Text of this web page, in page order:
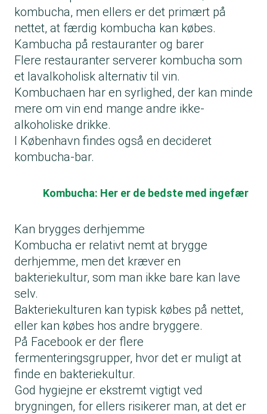
kombucha, men ellers er det primært på
nettet, at færdig kombucha kan købes.
Kambucha på restauranter og barer
Flere restauranter serverer kombucha som
et lavalkoholisk alternativ til vin.
Kombuchaen har en syrlighed, der kan minde
mere om vin end mange andre ikke-
alkoholiske drikke.
I København findes også en decideret
kombucha-bar.
Kombucha: Her er de bedste med ingefær
Kan brygges derhjemme
Kombucha er relativt nemt at brygge
derhjemme, men det kræver en
bakteriekultur, som man ikke bare kan lave
selv.
Bakteriekulturen kan typisk købes på nettet,
eller kan købes hos andre bryggere.
På Facebook er der flere
fermenteringsgrupper, hvor det er muligt at
finde en bakteriekultur.
God hygiejne er ekstremt vigtigt ved
brygningen, for ellers risikerer man, at det er